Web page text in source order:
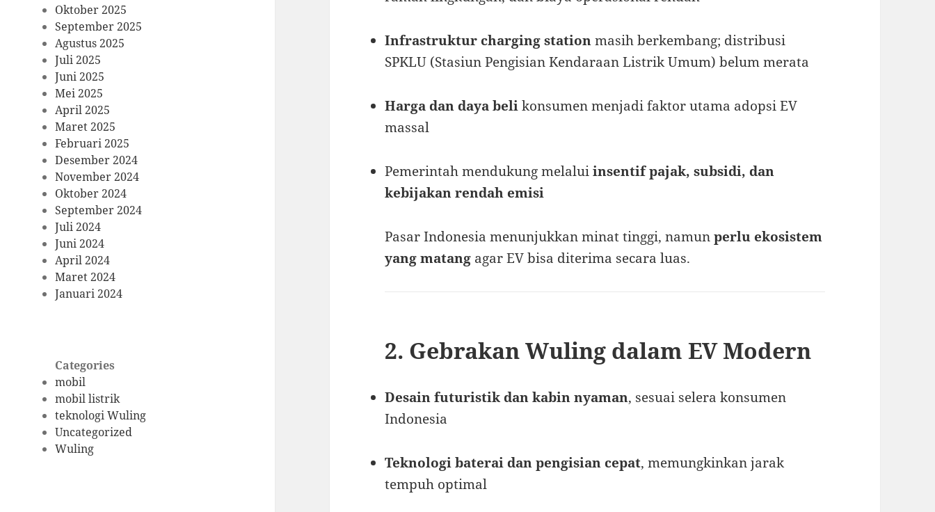
Oktober 2025
September 2025
Agustus 2025
Juli 2025
Juni 2025
Mei 2025
April 2025
Maret 2025
Februari 2025
Desember 2024
November 2024
Oktober 2024
September 2024
Juli 2024
Juni 2024
April 2024
Maret 2024
Januari 2024
Categories
mobil
mobil listrik
teknologi Wuling
Uncategorized
Wuling
Infrastruktur charging stationmasih berkembang; distribusi
SPKLU (Stasiun Pengisian Kendaraan Listrik Umum) belum merata
Harga dan daya belikonsumen menjadi faktor utama adopsi EV
massal
Pemerintah mendukung melaluiinsentif pajak, subsidi, dan
kebijakan rendah emisi
Pasar Indonesia menunjukkan minat tinggi, namunperlu ekosistem
yang matang agar EV bisa diterima secara luas.
2. Gebrakan Wuling dalam EV Modern
Desain futuristik dan kabin nyaman, sesuai selera konsumen
Indonesia
Teknologi baterai dan pengisian cepat, memungkinkan jarak
tempuh optimal